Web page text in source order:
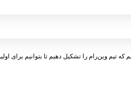
وین‌رام را تشکیل دهیم تا بتوانیم برای